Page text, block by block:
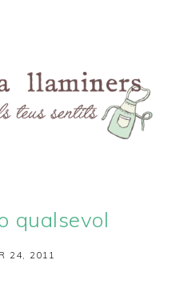
qualsevol
24, 2011